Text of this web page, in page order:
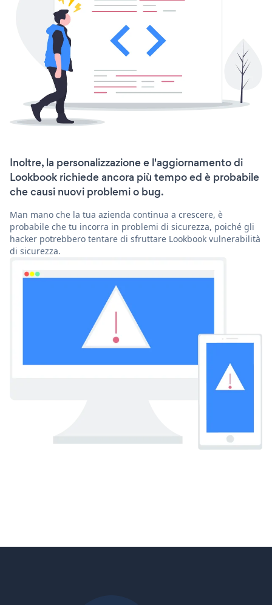
Inoltre, la personalizzazione e l'aggiornamento di
Lookbook richiede ancora più tempo ed è probabile
che causi nuovi problemi o bug.
Man mano che la tua azienda continua a crescere, è
probabile che tu incorra in problemi di sicurezza, poiché gli
hacker potrebbero tentare di sfruttare Lookbook vulnerabilità
di sicurezza.